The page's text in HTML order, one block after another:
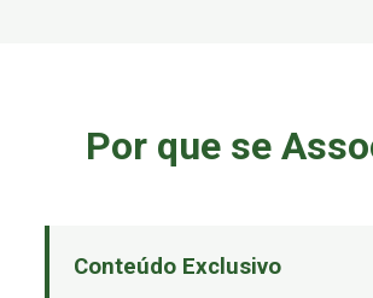
Por que se
Conteúdo Exclusivo